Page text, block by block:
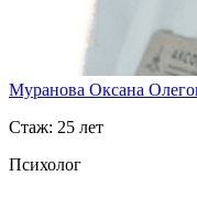
Муранова Оксана
Стаж: 25 лет
Психолог